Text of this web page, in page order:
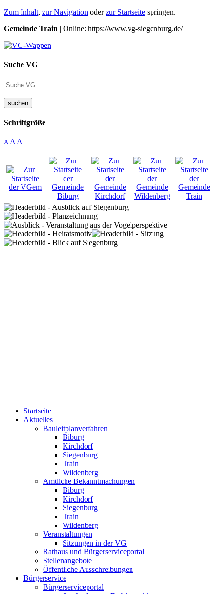
Zum Inhalt, zur Navigation oderzur Startseite springen.
Gemeinde Train | Online: https://www.vg-siegenburg.de/
Suche VG
suchen
Schriftgröße
A A A
Startseite
Aktuelles
Bauleitplanverfahren
Biburg
Kirchdorf
Siegenburg
Train
Wildenberg
Amtliche Bekanntmachungen
Biburg
Kirchdorf
Siegenburg
Train
Wildenberg
Veranstaltungen
Sitzungen in der VG
Rathaus und Bürgerserviceportal
Stellenangebote
Öffentliche Ausschreibungen
Bürgerservice
Bürgerserviceportal